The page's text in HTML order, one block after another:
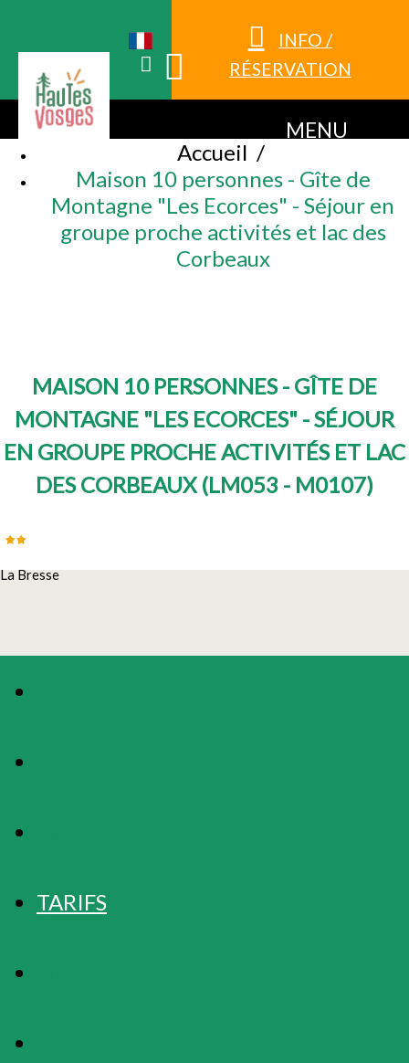
INFO /
RÉSERVATION
MENU
Accueil /
Maison 10 personnes - Gîte de
Montagne "Les Ecorces" - Séjour en
groupe proche activités et lac des
Corbeaux
MAISON 10 PERSONNES - GÎTE DE
MONTAGNE "LES ECORCES" - SÉJOUR
EN GROUPE PROCHE ACTIVITÉS ET LAC
DES CORBEAUX(LM053 - M0107)
La Bresse
TARIFS